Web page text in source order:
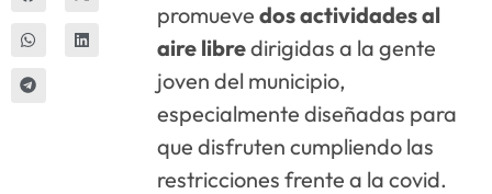
promuevedos actividades al
aire libredirigidas a la gente
joven del municipio,
especialmente diseñadas para
que disfruten cumpliendo las
restricciones frente a la covid.